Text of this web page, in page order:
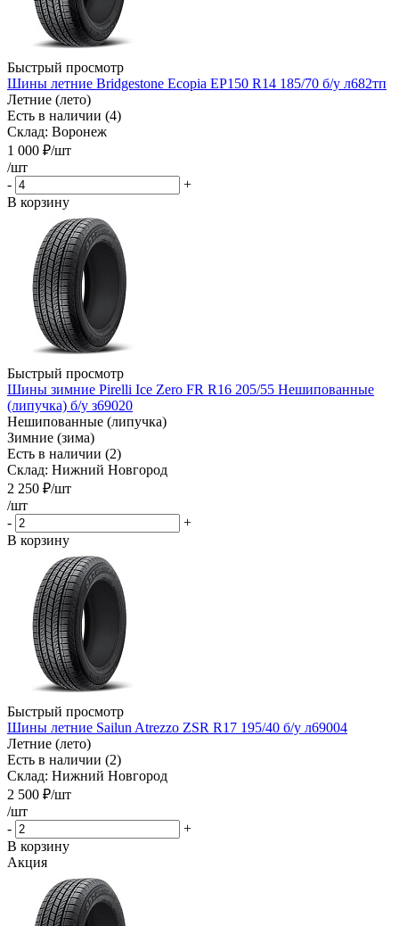
Быстрый просмотр
Шины летние Bridgestone Ecopia EP150 R14 185/70 б/у л682тп
Летние (лето)
Есть в наличии (4)
Склад: Воронеж
1 000 ₽/шт
/шт
-
+
В корзину
Быстрый просмотр
Шины зимние Pirelli Ice Zero FR R16 205/55 Нешипованные
(липучка) б/у з69020
Нешипованные (липучка)
Зимние (зима)
Есть в наличии (2)
Склад: Нижний Новгород
2 250 ₽/шт
/шт
-
+
В корзину
Быстрый просмотр
Шины летние Sailun Atrezzo ZSR R17 195/40 б/у л69004
Летние (лето)
Есть в наличии (2)
Склад: Нижний Новгород
2 500 ₽/шт
/шт
-
+
В корзину
Акция